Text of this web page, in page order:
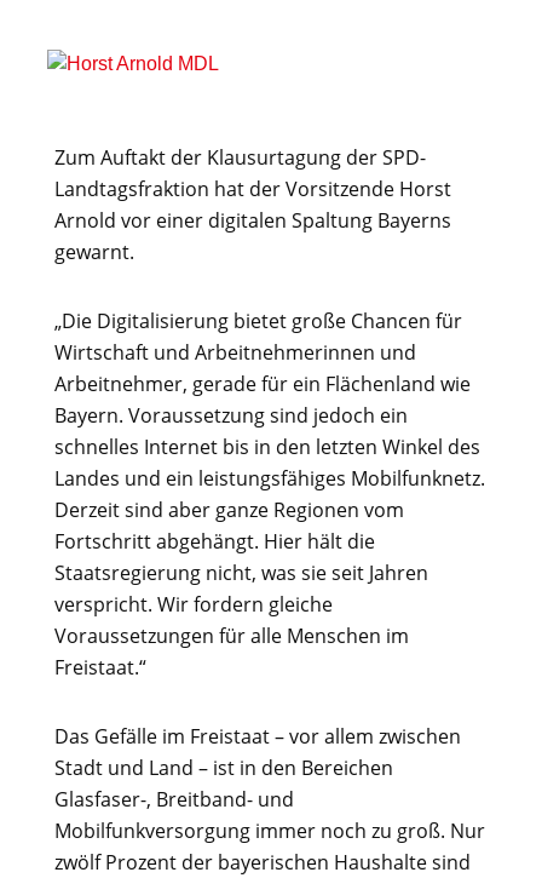
Zum Auftakt der Klausurtagung der SPD-
Landtagsfraktion hat der Vorsitzende Horst
Arnold vor einer digitalen Spaltung Bayerns
gewarnt.
„Die Digitalisierung bietet große Chancen für
Wirtschaft und Arbeitnehmerinnen und
Arbeitnehmer, gerade für ein Flächenland wie
Bayern. Voraussetzung sind jedoch ein
schnelles Internet bis in den letzten Winkel des
Landes und ein leistungsfähiges Mobilfunknetz.
Derzeit sind aber ganze Regionen vom
Fortschritt abgehängt. Hier hält die
Staatsregierung nicht, was sie seit Jahren
verspricht. Wir fordern gleiche
Voraussetzungen für alle Menschen im
Freistaat.“
Das Gefälle im Freistaat – vor allem zwischen
Stadt und Land – ist in den Bereichen
Glasfaser-, Breitband- und
Mobilfunkversorgung immer noch zu groß. Nur
zwölf Prozent der bayerischen Haushalte sind